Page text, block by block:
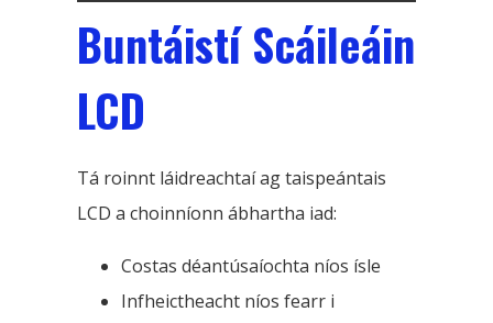
Buntáistí Scáileáin
LCD
Tá roinnt láidreachtaí ag taispeántais
LCD a choinníonn ábhartha iad:
Costas déantúsaíochta níos ísle
Infheictheacht níos fearr i